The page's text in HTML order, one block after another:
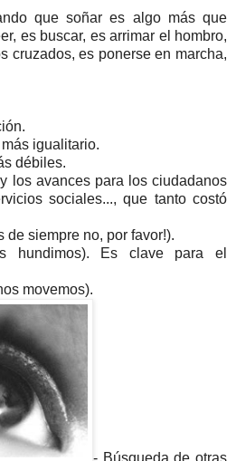
que soñar es algo más que
es buscar, es arrimar el hombro,
cruzados, es ponerse en marcha,
igualitario.
débiles.
los avances para los ciudadanos
sociales..., que tanto costó
de siempre no, por favor!).
hundimos). Es clave para el
movemos).
- Búsqueda de otras